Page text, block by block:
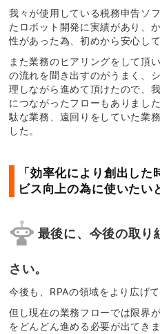
我々が使用している税務申告ソ
たロボット開発に実績があり、
性があった為、初めから安心し
また業務のヒアリングをして頂
の流れを聞き出すのがうまく、
理しながら進めて頂けたので、
につながったフローもありまし
駄な業務、遠回りをしていた業
した。
「効率化により創出し
ビス向上の為に使いたい
最後に、今後の取り
さい。
今後も、RPAの領域をより広げ
但し現在の業務フローでは限界
をどんどん進める必要が出てきま